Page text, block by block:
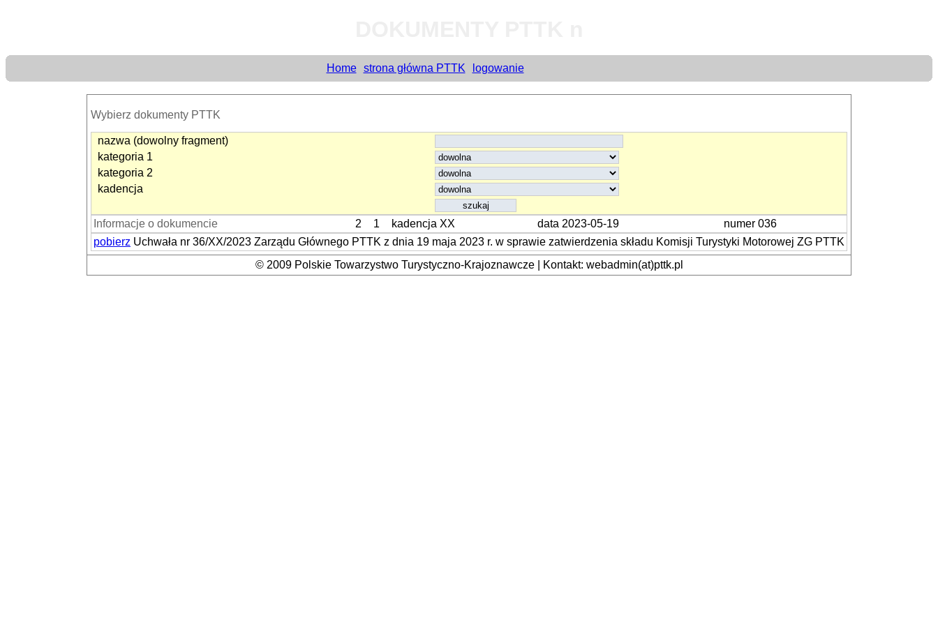
Home strona główna PTTK logowanie
Wybierz dokumenty PTTK
nazwa (dowolny fragment)
kategoria 1
kategoria 2
kadencja
Informacje o dokumencie 2 1 kadencja XX data 2023-05-19
numer 036
pobierz Uchwała nr 36/XX/2023 Zarządu Głównego PTTK z dnia 19 maja 2023 r. w sprawie zatwierdzenia składu Komisji Turystyki Motorowej ZG PTTK
© 2009 Polskie Towarzystwo Turystyczno-Krajoznawcze | Kontakt: webadmin(at)pttk.pl